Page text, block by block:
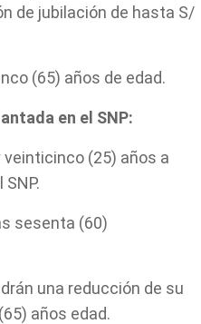
de jubilación de hasta S/
(65) años de edad.
en el SNP:
(25) años a
sesenta (60)
una reducción de su
años edad.